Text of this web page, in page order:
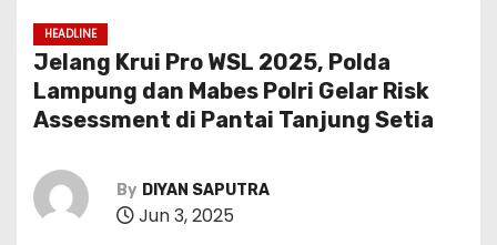
HEADLINE
Jelang Krui Pro WSL 2025, Polda
Lampung dan Mabes Polri Gelar Risk
Assessment di Pantai Tanjung Setia
By DIYAN SAPUTRA
Jun 3, 2025